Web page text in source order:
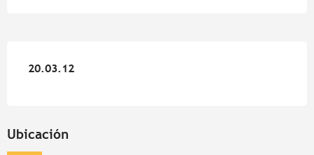
20.03.12
20.03.12
Ubicación